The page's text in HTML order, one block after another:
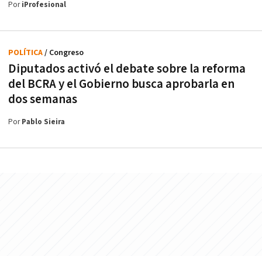
PoriProfesional
Diputados activó el debate sobre la reforma
del BCRA y el Gobierno busca aprobarla en
dos semanas
POLÍTICA/ Congreso
PorPablo Sieira